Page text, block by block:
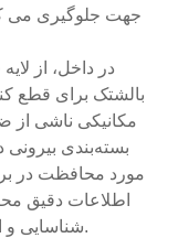
جهت جلوگیری می
در داخل، از
بالشتک برای قطع
مکانیکی ناشی از
بسته‌بندی
مورد محافظت در
اطلاعات دقیق
شناسایی و استفاده آسان را برای کاربر تسهیل می‌کند.